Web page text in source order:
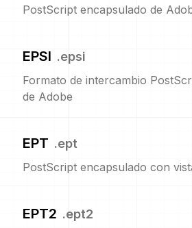
PostScript encapsulado de
EPSI .epsi
Formato de intercambio
de Adobe
EPT .ept
PostScript encapsulado con
EPT2 .ept2